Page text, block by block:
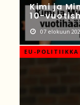
Kimi ja
10-
07 elokuun
EU-POLITIIKKA